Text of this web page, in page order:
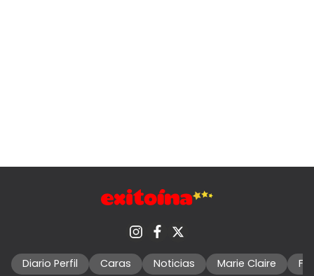
Diario Perfil Caras Noticias Marie Claire